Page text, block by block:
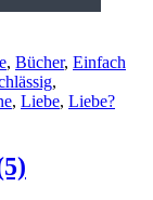
, Bücher, Einfach
,
, Liebe, Liebe?